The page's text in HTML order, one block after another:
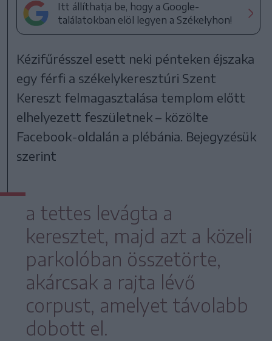
Itt állíthatja be, hogy a Google-
találatokban elöl legyen a Székelyhon!
Kézifűrésszel esett neki pénteken éjszaka
egy férfi a székelykeresztúri Szent
Kereszt felmagasztalása templom előtt
elhelyezett feszületnek – közölte
Facebook-oldalán a plébánia. Bejegyzésük
szerint
a tettes levágta a
keresztet, majd azt a közeli
parkolóban összetörte,
akárcsak a rajta lévő
corpust, amelyet távolabb
dobott el.